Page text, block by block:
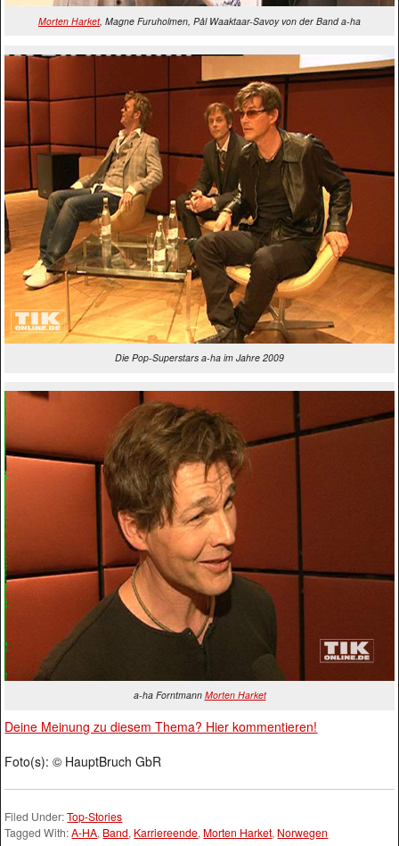
Morten Harket, Magne Furuholmen, Pål Waaktaar-Savoy von der Band a-ha
Die Pop-Superstars a-ha im Jahre 2009
a-ha Forntmann Morten Harket
Deine Meinung zu diesem Thema? Hier kommentieren!
Foto(s): © HauptBruch GbR
Filed Under:Top-Stories
Tagged With:A-HA, Band, Karriereende, Morten Harket, Norwegen